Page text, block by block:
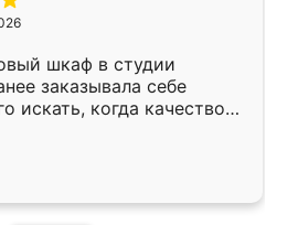
шкаф в студии
заказывала себе
искать, когда качеством
Служит кухня уже почти
нет.